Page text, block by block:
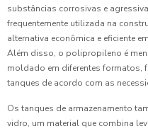
substâncias corrosivas e
frequentemente utilizada na
alternativa econômica e eficiente
Além disso, o polipropileno é
moldado em diferentes formatos,
tanques de acordo com as
Os tanques de armazenamento
vidro, um material que combina